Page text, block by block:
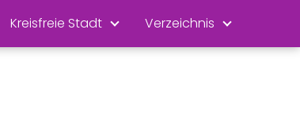
Kreisfreie Stadt Verzeichnis